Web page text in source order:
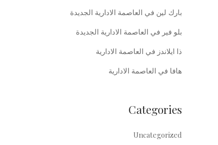
بارك لين في العاصمة الادارية الجديدة
بلو فير في العاصمة الادارية الجديدة
ذا ايلاندز في العاصمة الادارية
هافا في العاصمة الادارية
Categories
Uncategorized